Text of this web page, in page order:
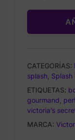
CATEGORÍAS:
splash Splash
ETIQUETAS:
gourmand
victoria’s
MARCA: